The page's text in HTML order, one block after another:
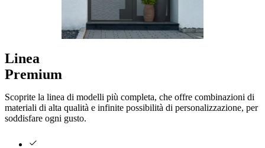
Linea
Premium
Scoprite la linea di modelli più completa, che offre combinazioni di
materiali di alta qualità e infinite possibilità di personalizzazione, per
soddisfare ogni gusto.